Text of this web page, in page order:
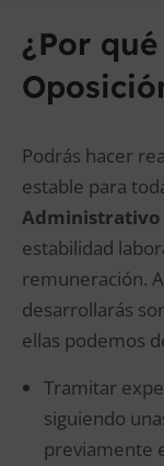
¿Por
Podrás hacer
estable para
Administrativo
estabilidad
remuneración.
desarrollarás
ellas podemos
Tramitar
siguiendo
previamente